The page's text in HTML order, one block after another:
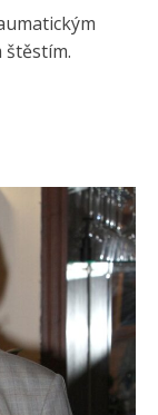
štěstím.